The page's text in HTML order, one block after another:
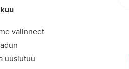
valinneet
uusiutuu